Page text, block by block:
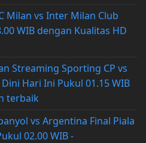
Milan vs Inter Milan Club
WIB dengan Kualitas HD
Streaming Sporting CP vs
Hari Ini Pukul 01.15 WIB
terbaik
vs Argentina Final Piala
02.00 WIB -